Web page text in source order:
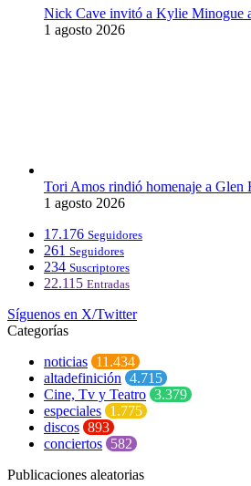
Nick Cave invitó a Kylie Minogue
1 agosto 2026
Tori Amos rindió homenaje a Glen
1 agosto 2026
17.176 Seguidores
261 Seguidores
234 Suscriptores
22.115 Entradas
Síguenos en X/Twitter
Categorías
noticias 11.434
altadefinición 4.715
Cine, Tv y Teatro 3.379
especiales 1.775
discos 893
conciertos 582
Publicaciones aleatorias